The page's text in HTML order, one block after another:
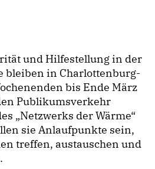
und Hilfestellung in der
bleiben in Charlottenburg-
bis Ende März
Publikumsverkehr
„Netzwerks der Wärme“
sie Anlaufpunkte sein,
treffen, austauschen und